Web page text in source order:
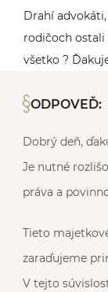
Drahí
rodičoch ostali
všetko ?
ODPOVEĎ:
Dobrý deň,
Je nutné
práva a
Tieto
zaraďujeme
V tejto